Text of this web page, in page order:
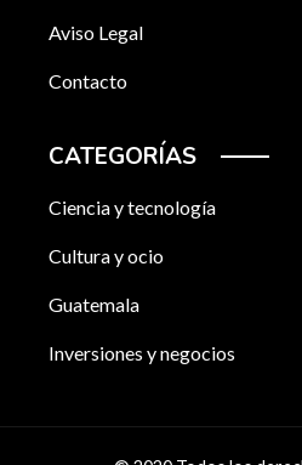
Aviso Legal
Contacto
CATEGORÍAS
Ciencia y tecnología
Cultura y ocio
Guatemala
Inversiones y negocios